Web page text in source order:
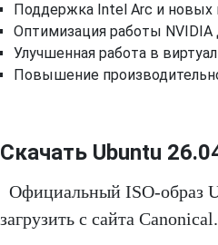
Поддержка Intel Arc и новых
Оптимизация работы NVIDIA
Улучшенная работа в
Повышение
Скачать Ubuntu
Официальный ISO-образ
загрузить с сайта